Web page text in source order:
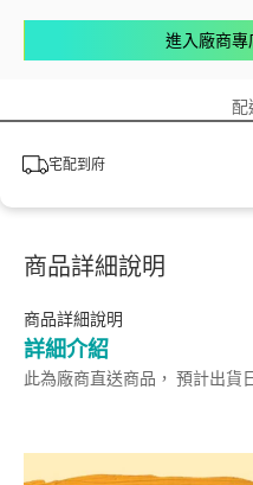
進入廠商專
配
宅配到府
商品詳細說明
商品詳細說明
詳細介紹
此為廠商直送商品， 預計出貨